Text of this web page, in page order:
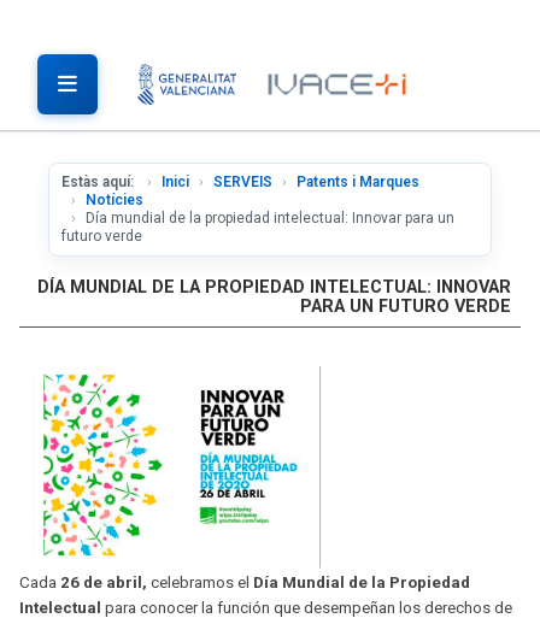
Estàs aquí: Inici SERVEIS
Patents i Marques
Notícies
Día mundial de la propiedad intelectual: Innovar para un
futuro verde
DÍA MUNDIAL DE LA PROPIEDAD INTELECTUAL: INNOVAR
PARA UN FUTURO VERDE
Cada 26 de abril, celebramos el Día Mundial de la Propiedad
Intelectual para conocer la función que desempeñan los derechos de